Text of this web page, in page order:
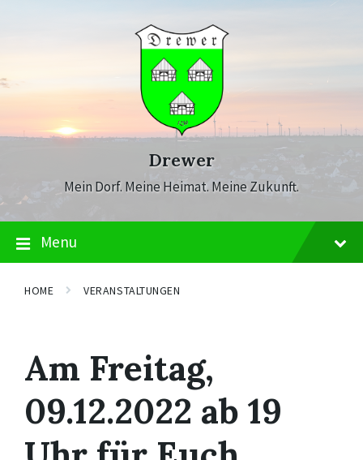
Drewer
Mein Dorf. Meine Heimat. Meine Zukunft.
Menu
HOME VERANSTALTUNGEN
Am Freitag,
09.12.2022 ab 19